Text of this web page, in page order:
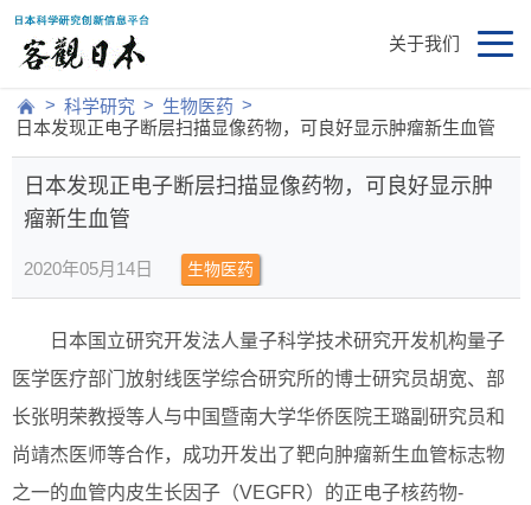
关于我们
> 科学研究 > 生物医药 >
日本发现正电子断层扫描显像药物，可良好显示肿瘤新生血管
日本发现正电子断层扫描显像药物，可良好显示肿
瘤新生血管
2020年05月14日 生物医药
日本国立研究开发法人量子科学技术研究开发机构量子
医学医疗部门放射线医学综合研究所的博士研究员胡宽、部
长张明荣教授等人与中国暨南大学华侨医院王璐副研究员和
尚靖杰医师等合作，成功开发出了靶向肿瘤新生血管标志物
之一的血管内皮生长因子（VEGFR）的正电子核药物-